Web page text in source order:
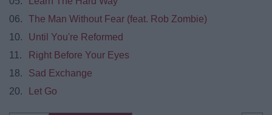
06.
The Man Without Fear (feat. Rob Zombie)
10.
Until You're Reformed
11.
Right Before Your Eyes
18.
Sad Exchange
20.
Let Go